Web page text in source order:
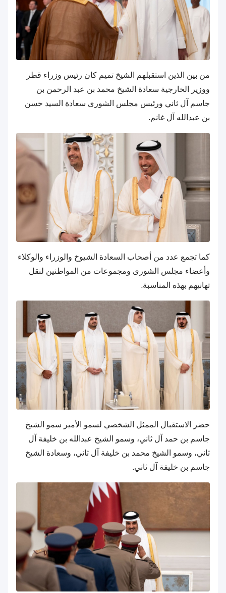
من بين الذين استقبلهم الشيخ تميم كان رئيس وزراء قطر
ووزير الخارجية سعادة الشيخ محمد بن عبد الرحمن بن
جاسم آل ثاني ورئيس مجلس الشورى سعادة السيد حسن
بن عبدالله آل غانم.
كما تجمع عدد من أصحاب السعادة الشيوخ والوزراء والوكلاء
وأعضاء مجلس الشورى ومجموعات من المواطنين لنقل
تهانيهم بهذه المناسبة.
حضر الاستقبال الممثل الشخصي لسمو الأمير سمو الشيخ
جاسم بن حمد آل ثاني، وسمو الشيخ عبدالله بن خليفة آل
ثاني، وسمو الشيخ محمد بن خليفة آل ثاني، وسعادة الشيخ
جاسم بن خليفة آل ثاني.